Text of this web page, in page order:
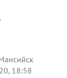
18:58